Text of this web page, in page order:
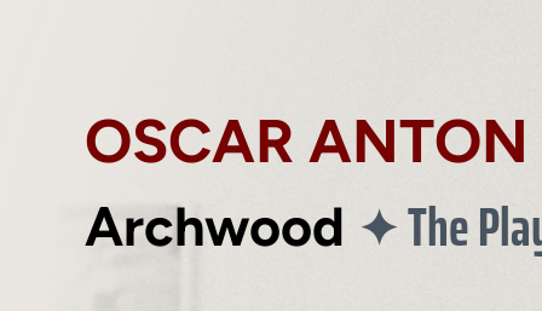
OSCAR ANTON
Archwood ✦The